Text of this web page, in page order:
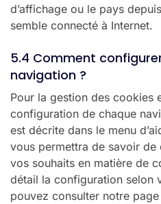
d’affichage ou le pays
semble connecté à Internet.
5.4 Comment
navigation ?
Pour la gestion des cookies
configuration de chaque
est décrite dans le menu
vous permettra de savoir
vos souhaits en matière de
détail la configuration selon
pouvez consulter notre page